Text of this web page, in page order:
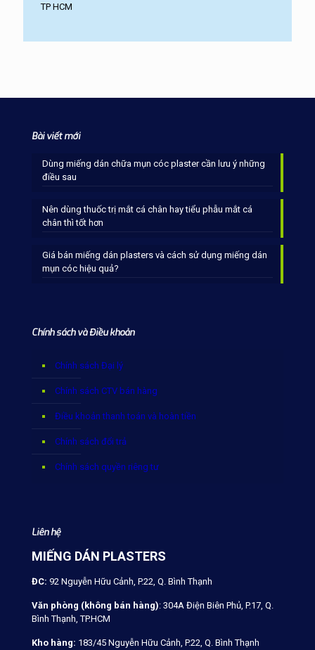
TP HCM
Bài viết mới
Dùng miếng dán chữa mụn cóc plaster cần lưu ý những
điều sau
Nên dùng thuốc trị mắt cá chân hay tiểu phẫu mắt cá
chân thì tốt hơn
Giá bán miếng dán plasters và cách sử dụng miếng dán
mụn cóc hiệu quả?
Chính sách và Điều khoản
Chính sách Đại lý
Chính sách CTV bán hàng
Điều khoản thanh toán và hoàn tiền
Chính sách đổi trả
Chính sách quyền riêng tư
Liên hệ
MIẾNG DÁN PLASTERS
ĐC: 92 Nguyễn Hữu Cảnh, P.22, Q. Bình Thạnh
Văn phòng (không bán hàng): 304A Điện Biên Phủ, P.17, Q.
Bình Thạnh, TP.HCM
Kho hàng: 183/45 Nguyễn Hữu Cảnh, P.22, Q. Bình Thạnh